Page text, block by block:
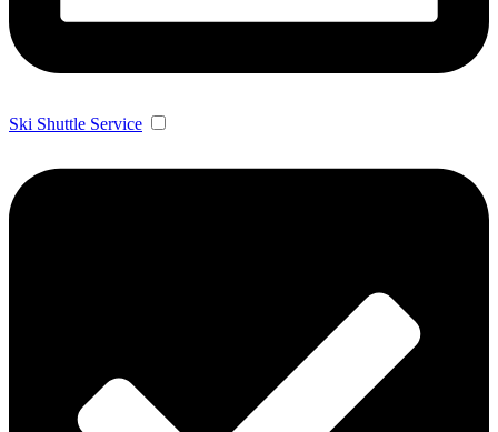
Ski Shuttle Service